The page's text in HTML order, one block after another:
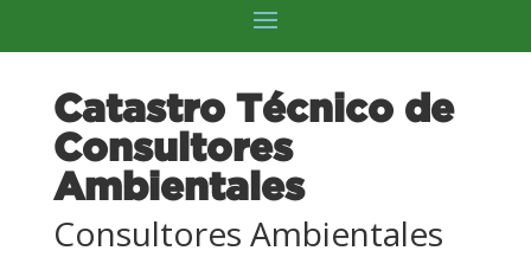
Catastro Técnico de
Consultores
Ambientales
Consultores Ambientales